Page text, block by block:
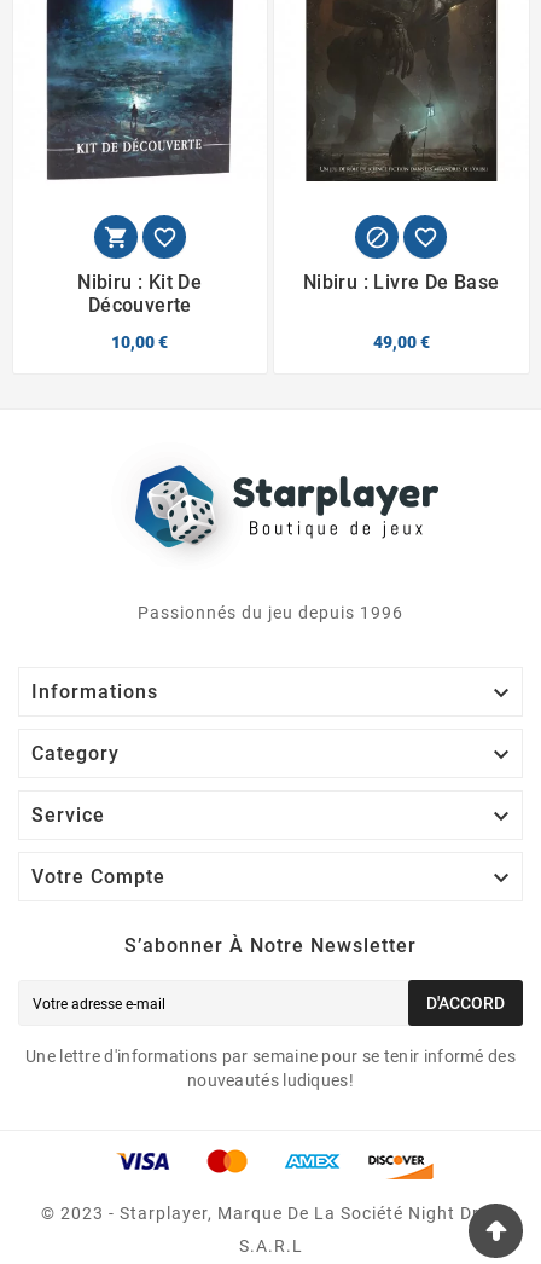
 
Nibiru : Kit De
Découverte
10,00 €
 
Nibiru : Livre De Base
49,00 €
Passionnés du jeu depuis 1996
Informations 
Category 
Service 
Votre Compte 
S’abonner À Notre Newsletter
D'ACCORD
Une lettre d'informations par semaine pour se tenir informé des
nouveautés ludiques!
© 2023 - Starplayer, Marque De La Société Night Drop
S.A.R.L